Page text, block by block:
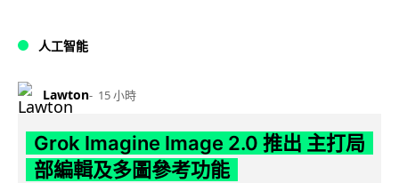
人工智能
Lawton 15 小時
Grok Imagine Image 2.0 推出 主打局
部編輯及多圖參考功能